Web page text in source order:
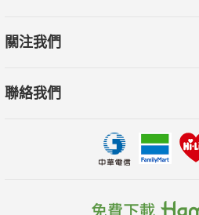
界。——汪仁雅，(繪本小情歌)
關注我們
聯絡我們